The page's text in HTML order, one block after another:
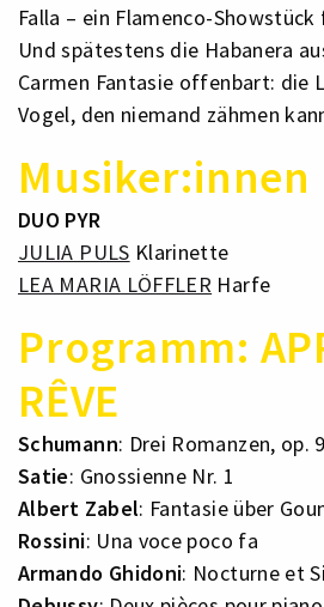
Falla – ein Flamenco-
Und spätestens die Habanera
Carmen Fantasie offenbart: die
Vogel, den niemand zähmen
Musiker:innen
DUO PYR
JULIA PULS Klarinette
LEA MARIA LÖFFLER Harfe
Programm:
RÊVE
Schumann: Drei Romanzen, op.
Satie: Gnossienne Nr. 1
Albert Zabel: Fantasie über
Rossini: Una voce poco fa
Armando Ghidoni: Nocturne et